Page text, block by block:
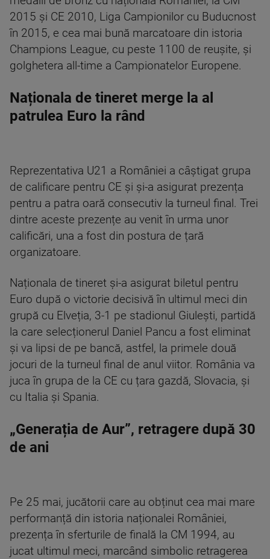
2015 și CE 2010, Liga Campionilor cu Buducnost
în 2015, e cea mai bună marcatoare din istoria
Champions League, cu peste 1100 de reușite, și
golghetera all-time a Campionatelor Europene.
Naționala de tineret merge la al
patrulea Euro la rând
Reprezentativa U21 a României a câștigat grupa
de calificare pentru CE și și-a asigurat prezența
pentru a patra oară consecutiv la turneul final. Trei
dintre aceste prezențe au venit în urma unor
calificări, una a fost din postura de țară
organizatoare.
Naționala de tineret și-a asigurat biletul pentru
Euro după o victorie decisivă în ultimul meci din
grupă cu Elveția, 3-1 pe stadionul Giulești, partidă
la care selecționerul Daniel Pancu a fost eliminat
și va lipsi de pe bancă, astfel, la primele două
jocuri de la turneul final de anul viitor. România va
juca în grupa de la CE cu țara gazdă, Slovacia, și
cu Italia și Spania.
„Generația de Aur”, retragere după 30
de ani
Pe 25 mai, jucătorii care au obținut cea mai mare
performanță din istoria naționalei României,
prezența în sferturile de finală la CM 1994, au
jucat ultimul meci, marcând simbolic retragerea